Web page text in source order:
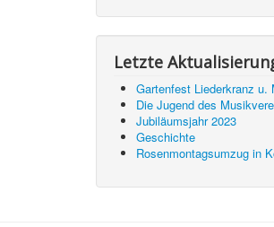
Letzte
Gartenfest Liederkranz u.
Die Jugend des
Jubiläumsjahr 2023
Geschichte
Rosenmontagsumzug in